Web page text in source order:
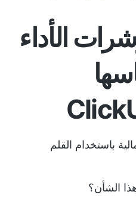
الأداء
باستخدام القلم
الشأن؟